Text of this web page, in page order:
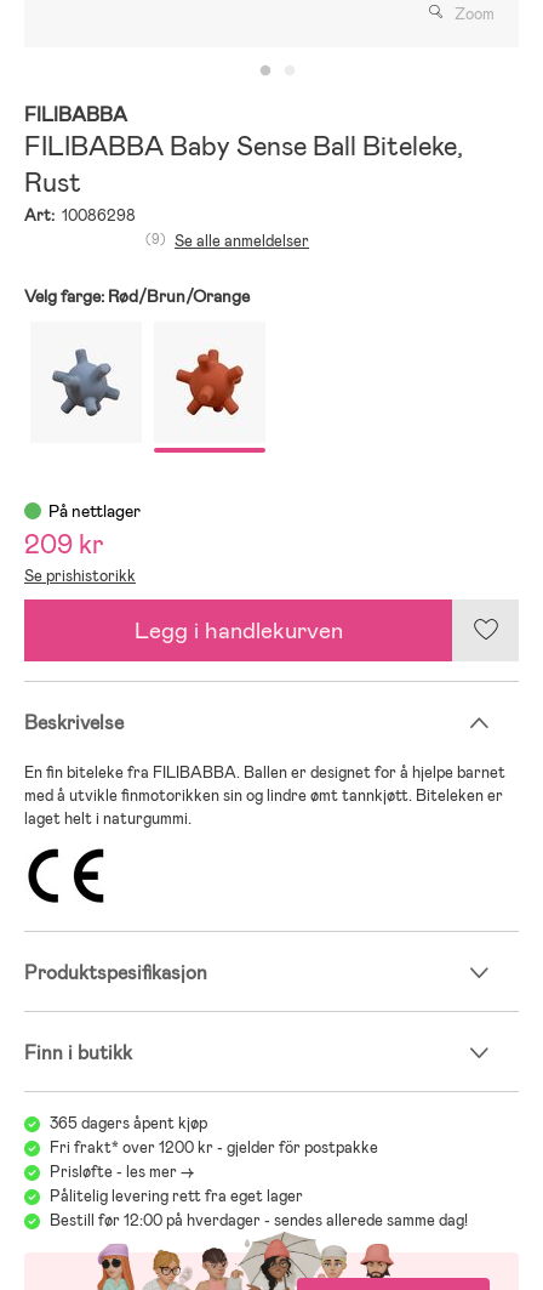
Zoom
FILIBABBA
FILIBABBA Baby Sense Ball Biteleke,
Rust
Art: 10086298
(9) Se alle anmeldelser
Velg farge: Rød/Brun/Orange
På nettlager
209 kr
Se prishistorikk
Legg i handlekurven
Beskrivelse
En fin biteleke fra FILIBABBA. Ballen er designet for å hjelpe barnet
med å utvikle finmotorikken sin og lindre ømt tannkjøtt. Biteleken er
laget helt i naturgummi.
Produktspesifikasjon
Finn i butikk
365 dagers åpent kjøp
Fri frakt* over 1200 kr - gjelder för postpakke
Prisløfte - les mer ->
Pålitelig levering rett fra eget lager
Bestill før 12:00 på hverdager - sendes allerede samme dag!